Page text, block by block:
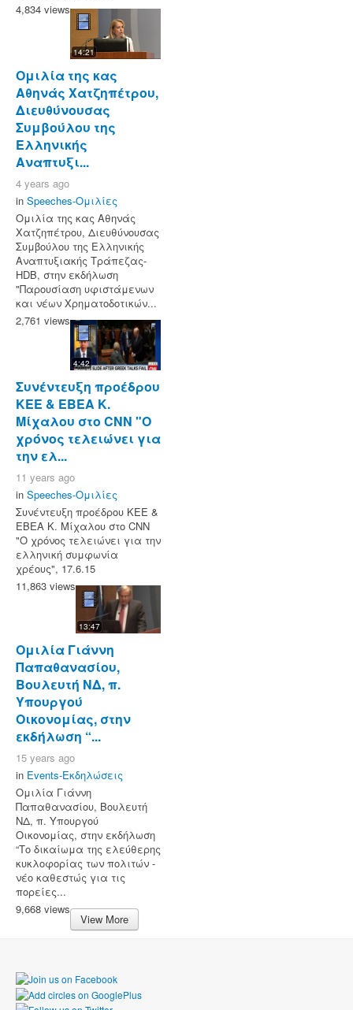
4,834 views
14:21
Ομιλία της κας
Αθηνάς Χατζηπέτρου,
Διευθύνουσας
Συμβούλου της
Ελληνικής
Αναπτυξι...
4 years ago
in Speeches-Ομιλίες
Ομιλία της κας Αθηνάς
Χατζηπέτρου, Διευθύνουσας
Συμβούλου της Ελληνικής
Αναπτυξιακής Τράπεζας-
HDB, στην εκδήλωση
"Παρουσίαση υφιστάμενων
και νέων Χρηματοδοτικών...
2,761 views
4:42
Συνέντευξη προέδρου
ΚΕΕ & ΕΒΕΑ Κ.
Μίχαλου στο CNN "Ο
χρόνος τελειώνει για
την ελ...
11 years ago
in Speeches-Ομιλίες
Συνέντευξη προέδρου ΚΕΕ &
ΕΒΕΑ Κ. Μίχαλου στο CNN
"Ο χρόνος τελειώνει για την
ελληνική συμφωνία
χρέους", 17.6.15
11,863 views
13:47
Ομιλία Γιάννη
Παπαθανασίου,
Βουλευτή ΝΔ, π.
Υπουργού
Οικονομίας, στην
εκδήλωση “...
15 years ago
in Events-Εκδηλώσεις
Ομιλία Γιάννη
Παπαθανασίου, Βουλευτή
ΝΔ, π. Υπουργού
Οικονομίας, στην εκδήλωση
“Το δικαίωμα της ελεύθερης
κυκλοφορίας των πολιτών -
νέο καθεστώς για τις
πορείες...
9,668 views
View More